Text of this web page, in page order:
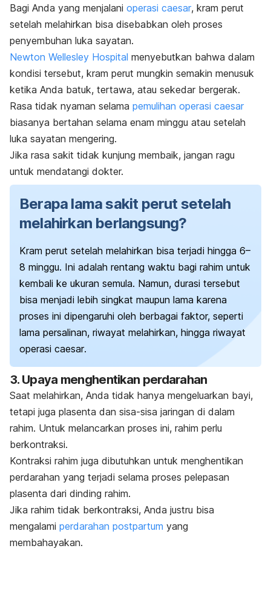
Bagi Anda yang menjalani operasi caesar, kram perut
setelah melahirkan bisa disebabkan oleh proses
penyembuhan luka sayatan.
Newton Wellesley Hospital menyebutkan bahwa dalam
kondisi tersebut, kram perut mungkin semakin menusuk
ketika Anda batuk, tertawa, atau sekedar bergerak.
Rasa tidak nyaman selama pemulihan operasi caesar
biasanya bertahan selama enam minggu atau setelah
luka sayatan mengering.
Jika rasa sakit tidak kunjung membaik, jangan ragu
untuk mendatangi dokter.
Berapa lama sakit perut setelah
melahirkan berlangsung?
Kram perut setelah melahirkan bisa terjadi hingga 6–
8 minggu. Ini adalah rentang waktu bagi rahim untuk
kembali ke ukuran semula. Namun, durasi tersebut
bisa menjadi lebih singkat maupun lama karena
proses ini dipengaruhi oleh berbagai faktor, seperti
lama persalinan, riwayat melahirkan, hingga riwayat
operasi caesar.
3. Upaya menghentikan perdarahan
Saat melahirkan, Anda tidak hanya mengeluarkan bayi,
tetapi juga plasenta dan sisa-sisa jaringan di dalam
rahim. Untuk melancarkan proses ini, rahim perlu
berkontraksi.
Kontraksi rahim juga dibutuhkan untuk menghentikan
perdarahan yang terjadi selama proses pelepasan
plasenta dari dinding rahim.
Jika rahim tidak berkontraksi, Anda justru bisa
mengalami perdarahan postpartum yang
membahayakan.